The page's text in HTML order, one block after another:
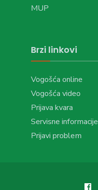
MUP
Brzi linkovi
Vogošća online
Vogošća video
Prijava kvara
Servisne informacije
Prijavi problem